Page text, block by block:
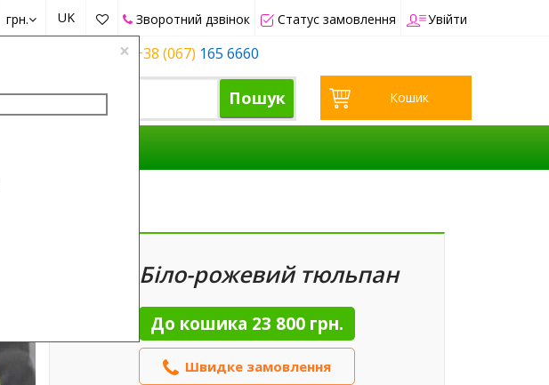
×
грн. UK Зворотний дзвінок Статус замовлення Увійти
+38 (067) 165 6660
Пошук Кошик
101 Біло-рожевий тюльпан
До кошика 23 800 грн.
Швидке замовлення